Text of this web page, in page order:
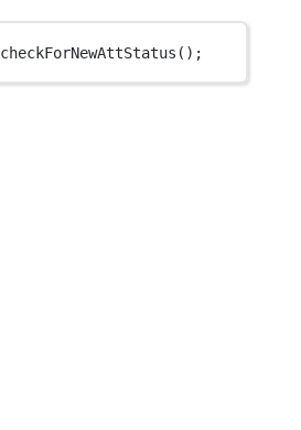
checkForNewAttStatus ();